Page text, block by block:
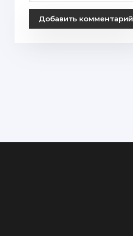
Добавить комментарий